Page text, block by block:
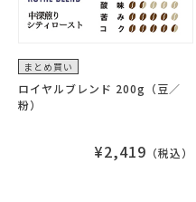
まとめ買い
ロイヤルブレンド 200g（豆／
粉）
¥2,419 （税込）